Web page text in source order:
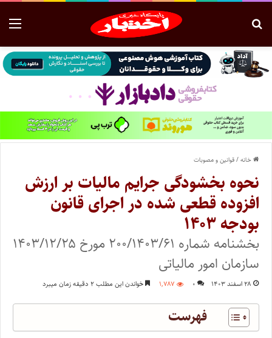
خانه/قوانین و مصوبات
نحوه بخشودگی جرایم مالیات بر ارزش
افزوده قطعی شده در اجرای قانون
بودجه ۱۴۰۳
بخشنامه شماره ۲۰۰/۱۴۰۳/۶۱ مورخ ۱۴۰۳/۱۲/۲۵
سازمان امور مالیاتی
۲۸ اسفند ۱۴۰۳ ۰ ۱,۷۸۷ خواندن این مطلب ۲ دقیقه زمان میبرد
فهرست